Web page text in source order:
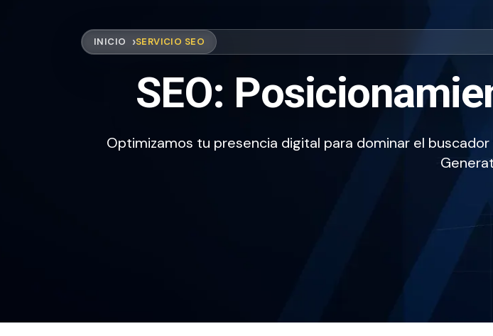
INICIO SERVICIO SEO
SEO:
Optimizamos tu presencia digital para dominar el